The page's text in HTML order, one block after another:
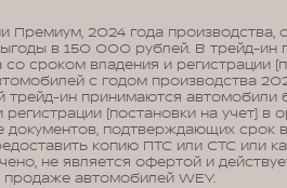
Премиум, 2024 года производства,
в 150 000 рублей. В трейд-ин
сроком владения и регистрации
с годом производства
ин принимаются автомобили
(постановки на учет) в
подтверждающих срок
копию ПТС или СТС или
не является офертой и
автомобилей WEY.